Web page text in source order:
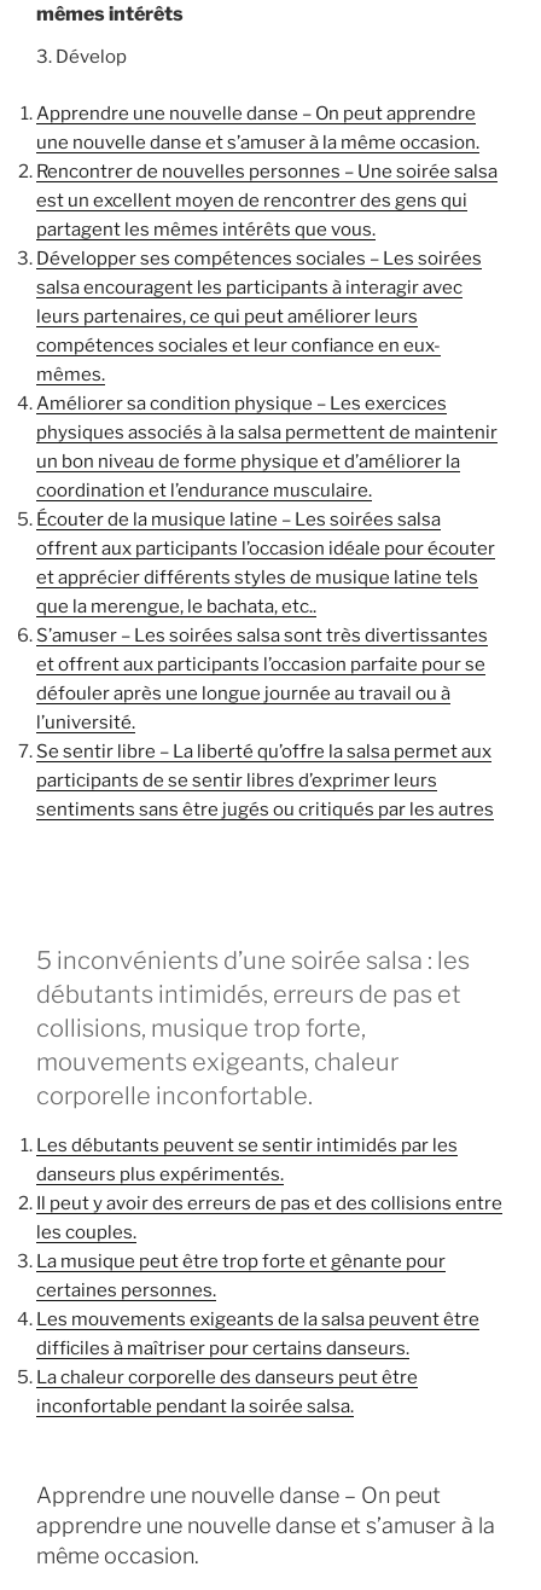
mêmes intérêts
3. Dévelop
Apprendre une nouvelle danse – On peut apprendre
une nouvelle danse et s’amuser à la même occasion.
Rencontrer de nouvelles personnes – Une soirée salsa
est un excellent moyen de rencontrer des gens qui
partagent les mêmes intérêts que vous.
Développer ses compétences sociales – Les soirées
salsa encouragent les participants à interagir avec
leurs partenaires, ce qui peut améliorer leurs
compétences sociales et leur confiance en eux-
mêmes.
Améliorer sa condition physique – Les exercices
physiques associés à la salsa permettent de maintenir
un bon niveau de forme physique et d’améliorer la
coordination et l’endurance musculaire.
Écouter de la musique latine – Les soirées salsa
offrent aux participants l’occasion idéale pour écouter
et apprécier différents styles de musique latine tels
que la merengue, le bachata, etc..
S’amuser – Les soirées salsa sont très divertissantes
et offrent aux participants l’occasion parfaite pour se
défouler après une longue journée au travail ou à
l’université.
Se sentir libre – La liberté qu’offre la salsa permet aux
participants de se sentir libres d’exprimer leurs
sentiments sans être jugés ou critiqués par les autres
5 inconvénients d’une soirée salsa : les
débutants intimidés, erreurs de pas et
collisions, musique trop forte,
mouvements exigeants, chaleur
corporelle inconfortable.
Les débutants peuvent se sentir intimidés par les
danseurs plus expérimentés.
Il peut y avoir des erreurs de pas et des collisions entre
les couples.
La musique peut être trop forte et gênante pour
certaines personnes.
Les mouvements exigeants de la salsa peuvent être
difficiles à maîtriser pour certains danseurs.
La chaleur corporelle des danseurs peut être
inconfortable pendant la soirée salsa.
Apprendre une nouvelle danse – On peut
apprendre une nouvelle danse et s’amuser à la
même occasion.